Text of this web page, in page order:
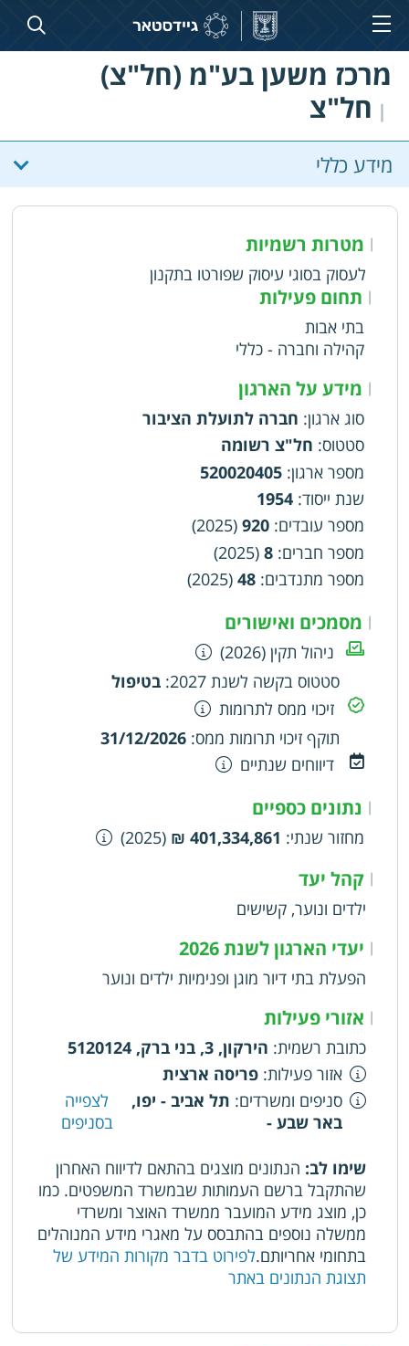
מרכז משען בע"מ (חל"צ)
| חל"צ
מידע כללי
| מטרות רשמיות
לעסוק בסוגי עיסוק שפורטו בתקנון
| תחום פעילות
בתי אבות
קהילה וחברה - כללי
| מידע על הארגון
סוג ארגון: חברה לתועלת הציבור
סטטוס: חל"צ רשומה
מספר ארגון:
520020405
שנת ייסוד:
1954
מספר עובדים:
920
(2025)
מספר חברים:
8
(2025)
מספר מתנדבים:
48
(2025)
| מסמכים ואישורים
ניהול תקין (2026)
סטטוס בקשה לשנת 2027
: בטיפול
זיכוי ממס לתרומות
תוקף זיכוי תרומות ממס:
31/12/2026
דיווחים שנתיים
| נתונים כספיים
מחזור שנתי:
401,334,861 ₪
(2025)
|קהל יעד
ילדים ונוער, קשישים
| יעדי הארגון לשנת 2026
הפעלת בתי דיור מוגן ופנימיות ילדים ונוער
| אזורי פעילות
כתובת רשמית: הירקון, 3, בני ברק, 5120124
אזור פעילות: פריסה ארצית
סניפים ומשרדים: תל אביב - יפו,
באר שבע -
לצפייה
בסניפים
שימו לב: הנתונים מוצגים בהתאם לדיווח האחרון
שהתקבל ברשם העמותות שבמשרד המשפטים. כמו
כן, מוצג מידע המועבר ממשרד האוצר ומשרדי
ממשלה נוספים בהתבסס על מאגרי מידע המנוהלים
בתחומי אחריותם.לפירוט בדבר מקורות המידע של
תצוגת הנתונים באתר